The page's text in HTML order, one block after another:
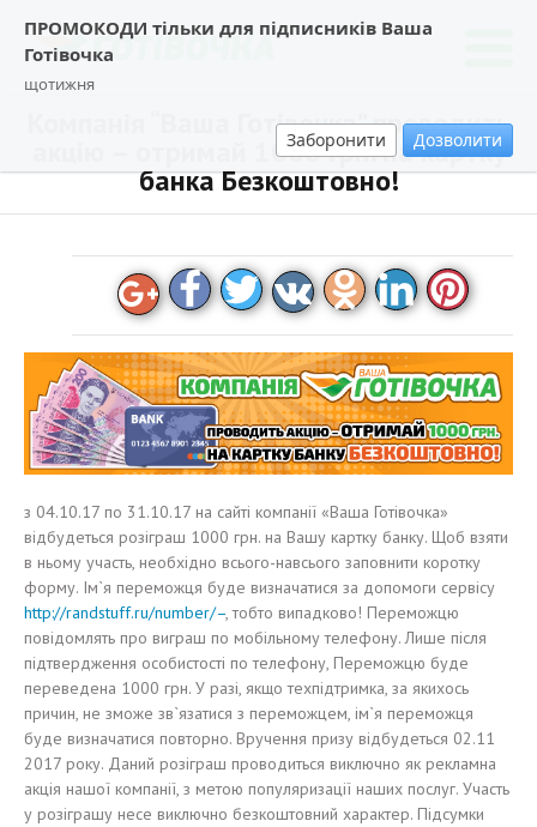
ПРОМОКОДИ тільки для підписників Ваша
Готівочка
щотижня
Заборонити Дозволити
Компанія “Ваша Готівочка” проводить
акцію – отримай 1000 грн. на картку
банка Безкоштовно!
з 04.10.17 по 31.10.17 на сайті компанії «Ваша Готівочка»
відбудеться розіграш 1000 грн. на Вашу картку банку. Щоб взяти
в ньому участь, необхідно всього-навсього заповнити коротку
форму. Ім`я переможця буде визначатися за допомоги сервісу
http://randstuff.ru/number/–, тобто випадково! Переможцю
повідомлять про виграш по мобільному телефону. Лише після
підтвердження особистості по телефону, Переможцю буде
переведена 1000 грн. У разі, якщо техпідтримка, за якихось
причин, не зможе зв`язатися з переможцем, ім`я переможця
буде визначатися повторно. Вручення призу відбудеться 02.11
2017 року. Даний розіграш проводиться виключно як рекламна
акція нашої компанії, з метою популяризації наших послуг. Участь
у розіграшу несе виключно безкоштовний характер. Підсумки